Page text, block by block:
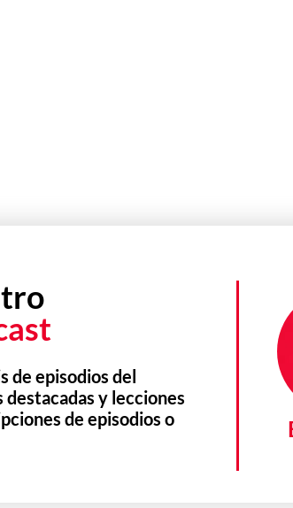
de episodios del
y lecciones
de episodios o